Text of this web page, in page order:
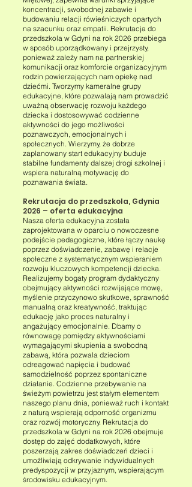
koncentracji, swobodnej zabawie i
budowaniu relacji rówieśniczych opartych
na szacunku oraz empatii. Rekrutacja do
przedszkola w Gdyni na rok 2026 przebiega
w sposób uporządkowany i przejrzysty,
ponieważ zależy nam na partnerskiej
komunikacji oraz komforcie organizacyjnym
rodzin powierzających nam opiekę nad
dziećmi. Tworzymy kameralne grupy
edukacyjne, które pozwalają nam prowadzić
uważną obserwację rozwoju każdego
dziecka i dostosowywać codzienne
aktywności do jego możliwości
poznawczych, emocjonalnych i
społecznych. Wierzymy, że dobrze
zaplanowany start edukacyjny buduje
stabilne fundamenty dalszej drogi szkolnej i
wspiera naturalną motywację do
poznawania świata.
Rekrutacja do przedszkola, Gdynia
2026 – oferta edukacyjna
Nasza oferta edukacyjna została
zaprojektowana w oparciu o nowoczesne
podejście pedagogiczne, które łączy naukę
poprzez doświadczenie, zabawę i relacje
społeczne z systematycznym wspieraniem
rozwoju kluczowych kompetencji dziecka.
Realizujemy bogaty program dydaktyczny
obejmujący aktywności rozwijające mowę,
myślenie przyczynowo skutkowe, sprawność
manualną oraz kreatywność, traktując
edukację jako proces naturalny i
angażujący emocjonalnie. Dbamy o
równowagę pomiędzy aktywnościami
wymagającymi skupienia a swobodną
zabawą, która pozwala dzieciom
odreagować napięcia i budować
samodzielność poprzez spontaniczne
działanie. Codzienne przebywanie na
świeżym powietrzu jest stałym elementem
naszego planu dnia, ponieważ ruch i kontakt
z naturą wspierają odporność organizmu
oraz rozwój motoryczny. Rekrutacja do
przedszkola w Gdyni na rok 2026 obejmuje
dostęp do zajęć dodatkowych, które
poszerzają zakres doświadczeń dzieci i
umożliwiają odkrywanie indywidualnych
predyspozycji w przyjaznym, wspierającym
środowisku edukacyjnym.